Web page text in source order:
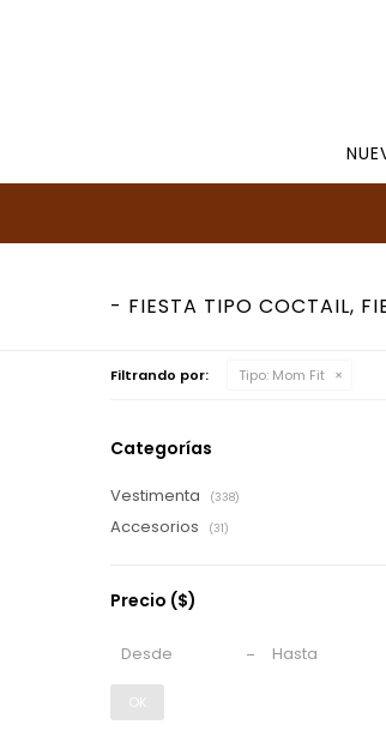
FIESTA TIPO COCTAIL,
Filtrando por: Tipo: Mom Fit
Categorías
Vestimenta (338)
Accesorios (31)
Precio ($)
OK